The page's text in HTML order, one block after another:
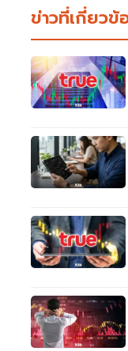
ข่าวที่เกี่ยวข้